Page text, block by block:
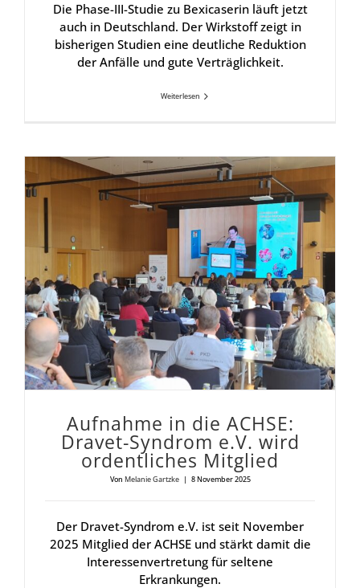
Die Phase-III-Studie zu Bexicaserin läuft jetzt
auch in Deutschland. Der Wirkstoff zeigt in
bisherigen Studien eine deutliche Reduktion
der Anfälle und gute Verträglichkeit.
Weiterlesen
Auf­nah­me in die ACH­SE:
Dra­vet-Syn­drom e.V. wird
ordent­li­ches Mit­glied
Von Melanie Gartzke | 8 November 2025
Der Dravet-Syndrom e.V. ist seit November
2025 Mitglied der ACHSE und stärkt damit die
Interessenvertretung für seltene
Erkrankungen.